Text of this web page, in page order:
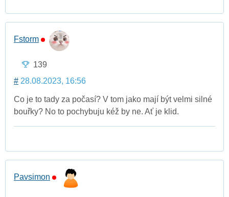
Fstorm
139
# 28.08.2023, 16:56
Co je to tady za počasí? V tom jako mají být velmi silné
bouřky? No to pochybuju kéž by ne. Ať je klid.
Pavsimon